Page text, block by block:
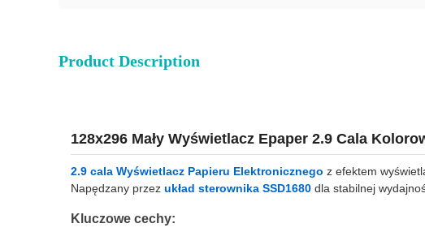
Product Description
128x296 Mały Wyświetlacz Epaper 2.9 Cala
2.9 cala Wyświetlacz Papieru Elektronicznego z efektem
Napędzany przez układ sterownika SSD1680 dla stabilnej
Kluczowe cechy: